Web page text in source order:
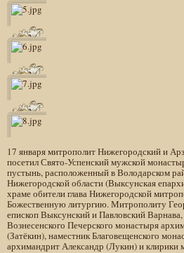
17 января митрополит Нижегородский и
посетил Свято-Успенский мужской
пустынь, расположенный в Володарском
Нижегородской области (Выксунcкая
храме обители глава Нижегородской
Божественную литургию. Митрополиту
епископ Выксунский и Павловский
Вознесенского Печерского монастыря
(Затёкин), наместник Благовещенского
архимандрит Александр (Лукин) и клирики